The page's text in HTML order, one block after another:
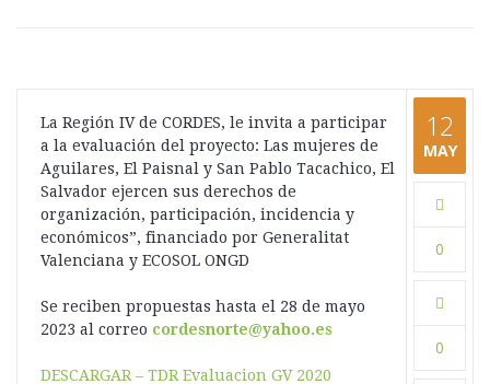
12
MAY
0
0
La Región IV de CORDES, le invita a participar
a la evaluación del proyecto: Las mujeres de
Aguilares, El Paisnal y San Pablo Tacachico, El
Salvador ejercen sus derechos de
organización, participación, incidencia y
económicos”, financiado por Generalitat
Valenciana y ECOSOL ONGD
Se reciben propuestas hasta el 28 de mayo
2023 al correo cordesnorte@yahoo.es
DESCARGAR – TDR Evaluacion GV 2020